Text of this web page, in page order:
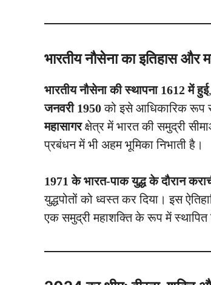
भारतीय नौसेना का इतिहास और
भारतीय नौसेना की स्थापना 1612 में हुई
जनवरी 1950को इसे आधिकारिक रूप से
महासागरक्षेत्र में भारत की समुद्री
प्रबंधन में भी अहम भूमिका निभाती है।
1971 के भारत-पाक युद्ध के दौरान
युद्धपोतों को ध्वस्त कर दिया। इस
एक समुद्री महाशक्ति के रूप में स्थापित